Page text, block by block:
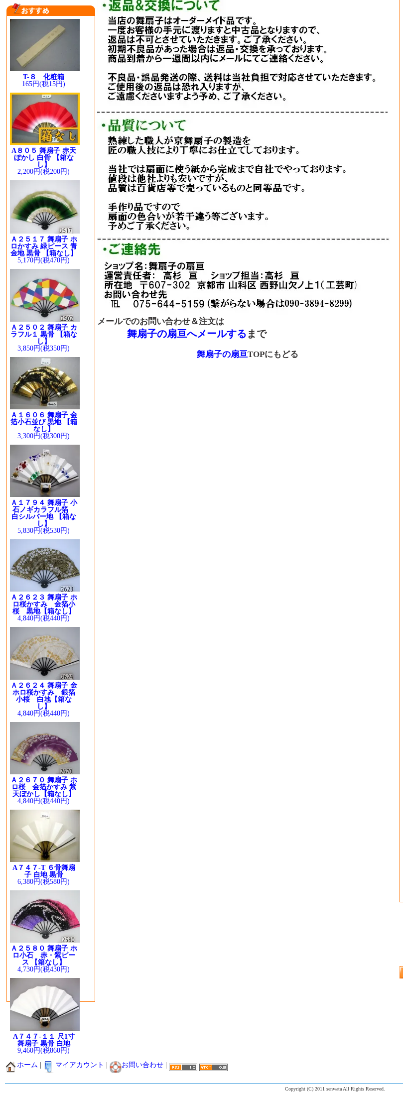
T-８ 化粧箱
165円(税15円)
A８０５ 舞扇子 赤天
ぼかし 白骨 【箱な
し】
2,200円(税200円)
Ａ２５１７ 舞扇子 ホ
ロかすみ 緑ピース 青
金地 黒骨 【箱なし】
5,170円(税470円)
Ａ２５０２ 舞扇子 カ
ラフル１ 黒骨 【箱な
し】
3,850円(税350円)
Ａ１６０６ 舞扇子 金
箔小石並び 黒地 【箱
なし】
3,300円(税300円)
Ａ１７９４ 舞扇子 小
石ノギカラフル箔
白シルバー地 【箱な
し】
5,830円(税530円)
Ａ２６２３ 舞扇子 ホ
ロ桜かすみ 金箔小
桜 黒地【箱なし】
4,840円(税440円)
Ａ２６２４ 舞扇子 金
ホロ桜かすみ 銀箔
小桜 白地【箱な
し】
4,840円(税440円)
Ａ２６７０ 舞扇子 ホ
ロ桜 金箔かすみ 紫
天ぼかし【箱なし】
4,840円(税440円)
A７４７-T ６骨舞扇
子 白地 黒骨
6,380円(税580円)
Ａ２５８０ 舞扇子 ホ
ロ小石 赤・紫ピー
ス 【箱なし】
4,730円(税430円)
A７４７-１１ 尺1寸
舞扇子 黒骨 白地
9,460円(税860円)
メールでのお問い合わせ＆注文は
舞扇子の扇亘へメールする まで
舞扇子の扇亘TOPにもどる
ホーム マイアカウント お問い合わせ
Copyright (C) 2011 senwata All Rights Reserved.